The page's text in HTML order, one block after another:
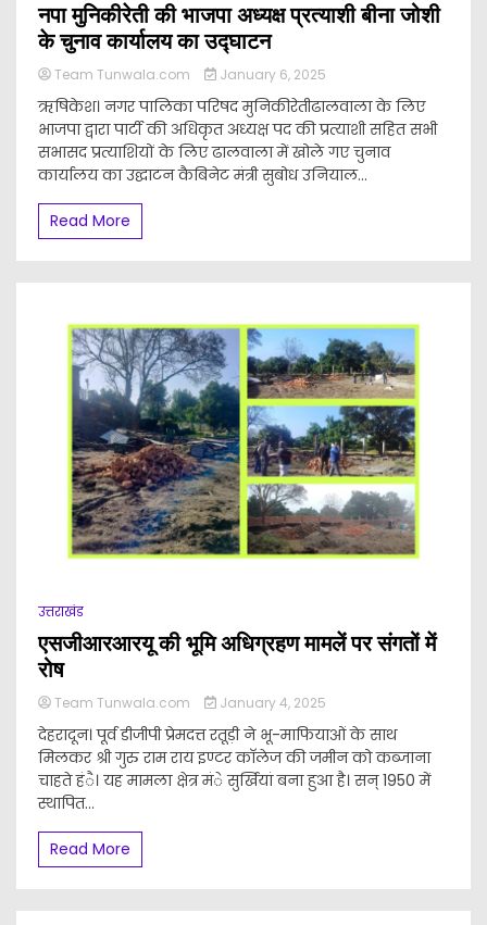
नपा मुनिकीरेती की भाजपा अध्यक्ष प्रत्याशी बीना जोशी
के चुनाव कार्यालय का उद्घाटन
Team Tunwala.com January 6, 2025
ऋषिकेश। नगर पालिका परिषद मुनिकीरेतीढालवाला के लिए
भाजपा द्वारा पार्टी की अधिकृत अध्यक्ष पद की प्रत्याशी सहित सभी
सभासद प्रत्याशियों के लिए ढालवाला में खोले गए चुनाव
कार्यालय का उद्घाटन कैबिनेट मंत्री सुबोध उनियाल...
Read More
उत्तराखंड
एसजीआरआरयू की भूमि अधिग्रहण मामलें पर संगतों में
रोष
Team Tunwala.com January 4, 2025
देहरादून। पूर्व डीजीपी प्रेमदत्त रतूड़ी ने भू-माफियाओं के साथ
मिलकर श्री गुरु राम राय इण्टर काॅलेज की जमीन को कब्जाना
चाहते हंै। यह मामला क्षेत्र मंे सुर्खियां बना हुआ है। सन् 1950 में
स्थापित...
Read More